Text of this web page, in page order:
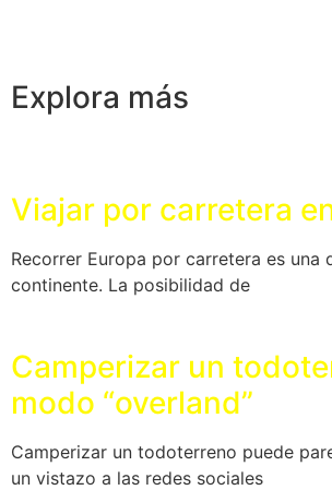
Explora más
Viajar por carretera
Recorrer Europa por carretera es
continente. La posibilidad de
Camperizar un
modo “overland”
Camperizar un todoterreno puede
un vistazo a las redes sociales